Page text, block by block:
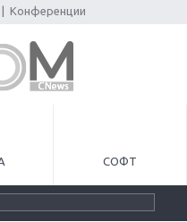
Конференции
СОФТ